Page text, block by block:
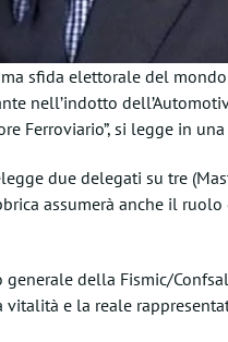
sfida elettorale del
nell’indotto
Ferroviario”, si legge in
due delegati su tre
assumerà anche il
della Fismic/
e la reale